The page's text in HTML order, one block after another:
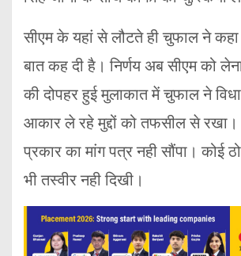
सीएम के यहां से लौटते ही चुफाल ने
बात कह दी है। निर्णय अब सीएम को
की दोपहर हुई मुलाकात में चुफाल ने
आकार ले रहे मुद्दों को तफसील से
प्रकार का मांग पत्र नही सौंपा। कोई
भी तस्वीर नही दिखी।